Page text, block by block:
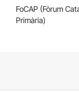
FoCAP (Fòrum
Primària)